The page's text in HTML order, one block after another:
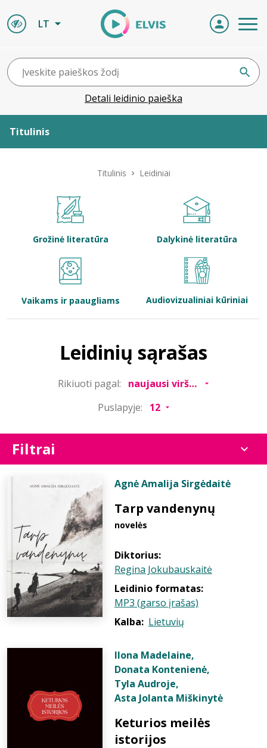
LT
Detali leidinio paieška
Titulinis
Bibliotekoms
Titulinis Leidiniai
Grožinė literatūra Dalykinė literatūra
Vaikams ir paaugliams Audiovizualiniai kūriniai
Leidinių sąrašas
Rikiuoti pagal:
Puslapyje:
Filtrai
Agnė Amalija Sirgėdaitė
Tarp vandenynų
novelės
Diktorius:
Regina Jokubauskaitė
Leidinio formatas:
MP3 (garso įrašas)
Kalba: Lietuvių
Ilona Madelaine,
Donata Kontenienė,
Tyla Audroje,
Asta Jolanta Miškinytė
Keturios meilės
istorijos